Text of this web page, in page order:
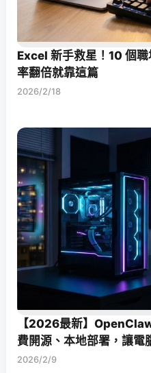
Excel 新手救星！10 個
率翻倍就靠這篇
2026/2/18
【2026最新】
費開源、本地部署，讓電
2026/2/9